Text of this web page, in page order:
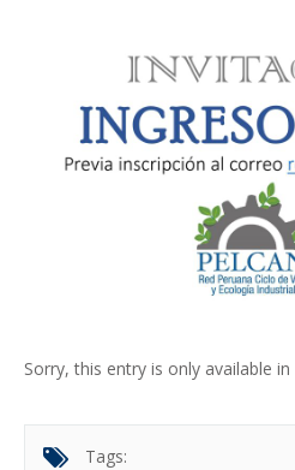
Sorry, this entry is only available in
Tags: